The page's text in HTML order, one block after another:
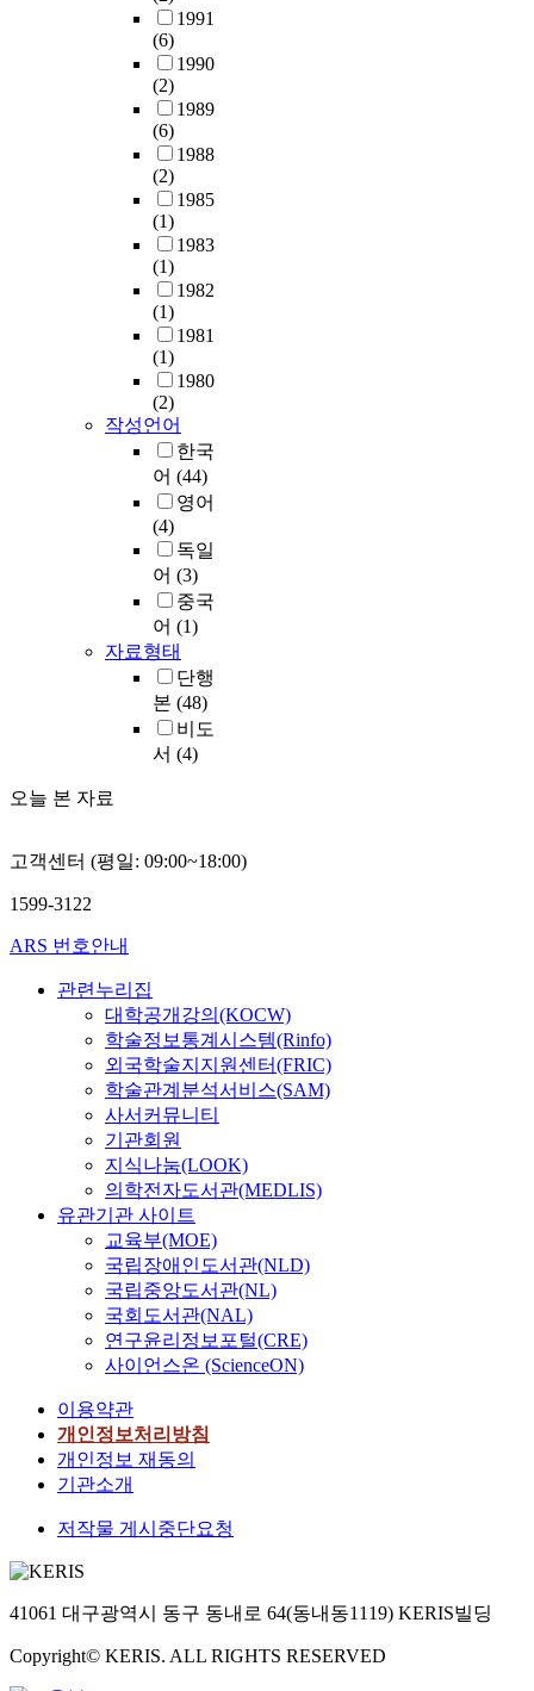
1991
(6)
1990
(2)
1989
(6)
1988
(2)
1985
(1)
1983
(1)
1982
(1)
1981
(1)
1980
(2)
작성언어
한국
어 (44)
영어
(4)
독일
어 (3)
중국
어 (1)
자료형태
단행
본 (48)
비도
서 (4)
오늘 본 자료
고객센터 (평일: 09:00~18:00)
1599-3122
ARS 번호안내
관련누리집
대학공개강의(KOCW)
학술정보통계시스템(Rinfo)
외국학술지지원센터(FRIC)
학술관계분석서비스(SAM)
사서커뮤니티
기관회원
지식나눔(LOOK)
의학전자도서관(MEDLIS)
유관기관 사이트
교육부(MOE)
국립장애인도서관(NLD)
국립중앙도서관(NL)
국회도서관(NAL)
연구윤리정보포털(CRE)
사이언스온 (ScienceON)
이용약관
개인정보처리방침
개인정보 재동의
기관소개
저작물 게시중단요청
41061 대구광역시 동구 동내로 64(동내동1119) KERIS빌딩
Copyright© KERIS. ALL RIGHTS RESERVED